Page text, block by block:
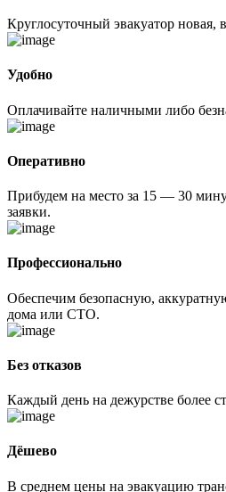
Круглосуточный эвакуатор новая,
Удобно
Оплачивайте наличными либо
Оперативно
Прибудем на место за 15 — 30
заявки.
Профессионально
Обеспечим безопасную,
дома или СТО.
Без отказов
Каждый день на дежурстве более
Дёшево
В среднем цены на эвакуацию